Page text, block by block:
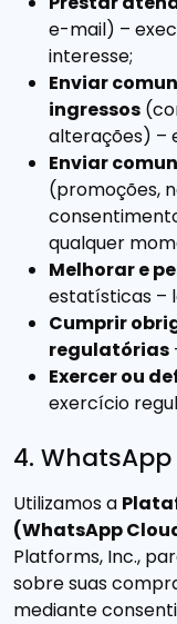
e-mail) –
interesse;
Enviar
ingressos
alterações) –
Enviar
(promoções,
qualquer
Melhorar e
estatísticas –
Cumprir
regulatórias
Exercer ou
exercício
4.
Utilizamos a
(WhatsApp
Platforms, Inc.,
sobre suas
mediante